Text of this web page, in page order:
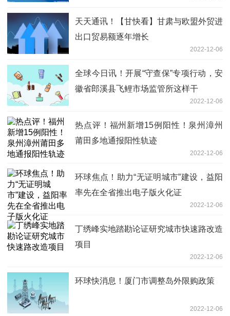
天天通讯！【甘快看】甘肃与欧盟外贸进
出口贸易额逐年增长
2022-12-06
全球今日讯！开展“守查保”专项行动，安
徽省郎溪县飞鲤市场监管所这样干
2022-12-06
热点评！福州新增15例阳性！泉州漳州
莆田多地通报阳性轨迹
2022-12-06
环球焦点！助力“无证明城市”建设，益阳
率先在全省推出电子版火化证
2022-12-06
丁绣峰实地踏勘论证研究城市快速路改造
项目
2022-12-06
环球快消息！厦门市调整岛外限购政策
2022-12-06